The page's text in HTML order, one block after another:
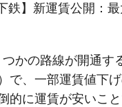
鉄】新運賃公開：
かの路線が開通す
で、一部運賃値下
的に運賃が安いこと